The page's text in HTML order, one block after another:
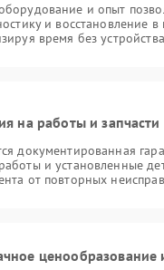
и опыт
и восстановление
время без устройства
на работы и запчасти
документированная
и установленные
от повторных
ценообразование